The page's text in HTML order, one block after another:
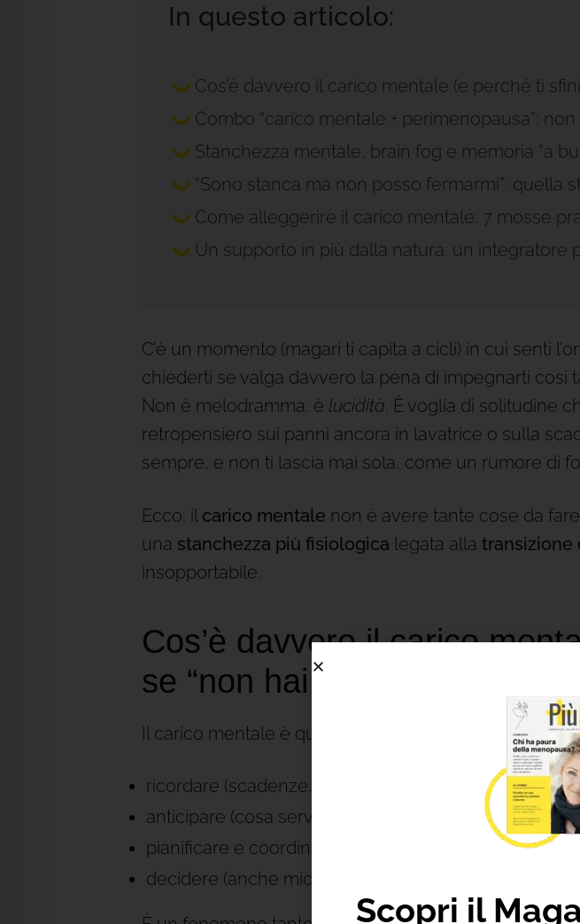
In questo articolo:
Cos’è davvero il carico mentale (e perché ti
Combo “carico mentale + perimenopausa”:
Stanchezza mentale, brain fog e memoria “a
“Sono stanca ma non posso fermarmi”: quella
Come alleggerire il carico mentale: 7 mosse
Un supporto in più dalla natura: un integratore
C’è un momento (magari ti capita a cicli) in cui senti
chiederti se valga davvero la pena di impegnarti così
Non è melodramma: è lucidità. È voglia di solitudine
retropensiero sui panni ancora in lavatrice o sulla
sempre, e non ti lascia mai sola, come un rumore di
Ecco: il carico mentale non è avere tante cose da
una stanchezza più fisiologica legata alla transizione
insopportabile.
Cos’è davvero il carico
se “non hai fatto niente”)
Il carico mentale è quel lavoro invisibile fatto di:
ricordare (scadenze, visite, regali, spesa, chat scuola),
anticipare (cosa serve, cosa può andare storto),
pianificare e coordinare (agenda di tutti, incastri,
decidere (anche micro-decisioni: mille al giorno).
Scopri il